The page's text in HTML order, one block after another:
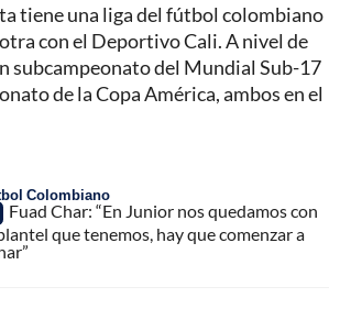
tiene una liga del fútbol colombiano
con el Deportivo Cali. A nivel de
subcampeonato del Mundial Sub-17
de la Copa América, ambos en el
Colombiano
Fuad Char: “En Junior nos quedamos con
que tenemos, hay que comenzar a